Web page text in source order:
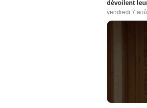
dévoilent
vendredi 7